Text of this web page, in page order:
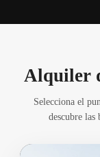
Alquiler
Selecciona el
descubre las